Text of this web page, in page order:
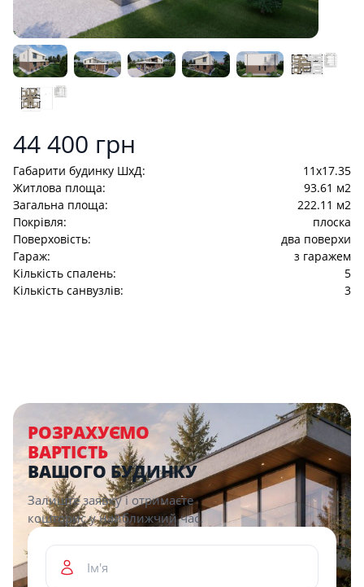
Product information
44 400 грн
Габарити будинку ШхД:
11x17.35
Житлова площа:
93.61 м2
Загальна площа:
222.11 м2
Покрівля:
плоска
Поверховість:
два поверхи
Гараж:
з гаражем
Кількість спалень:
5
Кількість санвузлів:
3
Description
РОЗРАХУЄМО
ВАРТІСТЬ
ВАШОГО БУДИНКУ
Залиште заявку і отримаєте
кошторис у найближчий час.